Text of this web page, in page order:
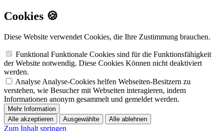
Cookies 🍪
Diese Website verwendet Cookies, die Ihre Zustimmung brauchen.
Funktional Funktionale Cookies sind für die Funktionsfähigkeit
der Website notwendig. Diese Cookies Können nicht deaktiviert
werden.
Analyse Analyse-Cookies helfen Webseiten-Besitzern zu
verstehen, wie Besucher mit Webseiten interagieren, indem
Informationen anonym gesammelt und gemeldet werden.
Mehr Information
Alle akzeptieren
Ausgewählte Alle ablehnen
Zum Inhalt springen